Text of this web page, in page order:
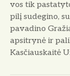
vos tik
pilį sudegino,
pavadino
apsitrynė ir
Kasčiauskaitė